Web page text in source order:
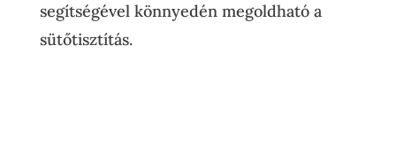
segítségével könnyedén megoldható a
sütőtisztítás.